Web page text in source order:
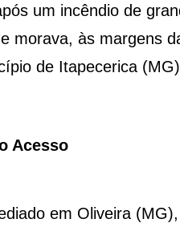
um incêndio de
morava, às margens
de Itapecerica
Acesso
em Oliveira